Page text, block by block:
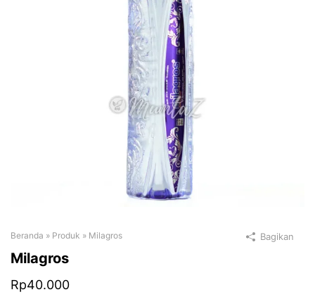
Beranda » Produk » Milagros
Milagros
Rp40.000
Bagikan